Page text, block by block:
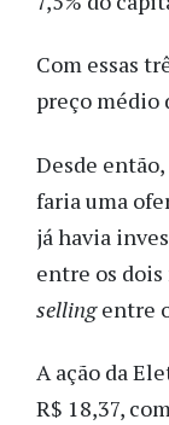
Com essas
preço médio
Desde
faria uma
já havia
entre os
sellingentre
A ação da
R$ 18,37,